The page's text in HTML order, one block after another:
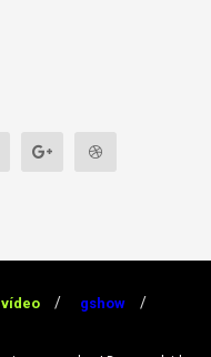
vídeo
gshow